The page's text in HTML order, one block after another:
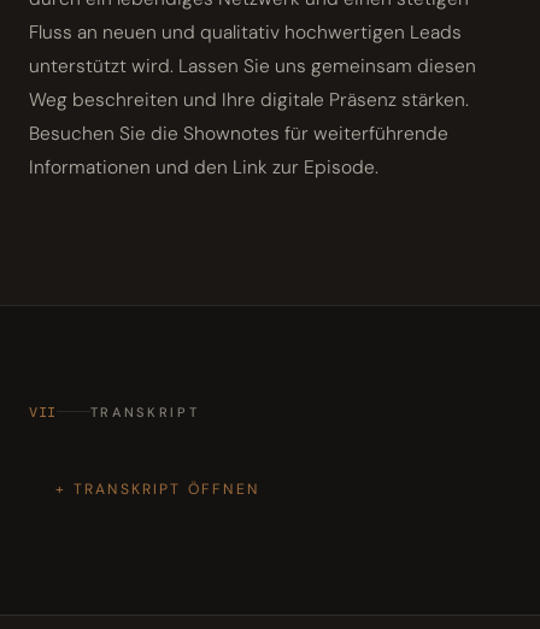
Fluss an neuen und qualitativ hochwertigen Leads
unterstützt wird. Lassen Sie uns gemeinsam diesen
Weg beschreiten und Ihre digitale Präsenz stärken.
Besuchen Sie die Shownotes für weiterführende
Informationen und den Link zur Episode.
VII TRANSKRIPT
TRANSKRIPT ÖFFNEN